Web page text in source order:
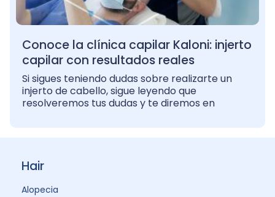
Conoce la clínica capilar Kaloni: injerto
capilar con resultados reales
Si sigues teniendo dudas sobre realizarte un
injerto de cabello, sigue leyendo que
resolveremos tus dudas y te diremos en
Hair
Alopecia